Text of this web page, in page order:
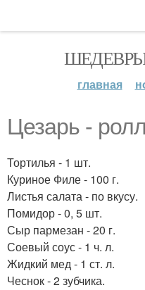
главная
Цезарь -
Тортилья - 1 шт.
Куриное Филе - 100 г.
Листья салата - по вкусу.
Помидор - 0, 5 шт.
Сыр пармезан - 20 г.
Соевый соус - 1 ч. л.
Жидкий мед - 1 ст. л.
Чеснок - 2 зубчика.